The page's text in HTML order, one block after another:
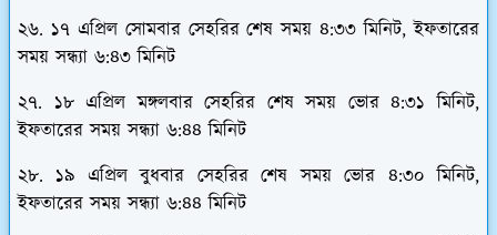
২৬. ১৭ এপ্রিল সোমবার সেহরির শেষ সময় ৪:৩৩ মিনিট, ইফতারের
সময় সন্ধ্যা ৬:৪৩ মিনিট
২৭. ১৮ এপ্রিল মঙ্গলবার সেহরির শেষ সময় ভোর ৪:৩১ মিনিট,
ইফতারের সময় সন্ধ্যা ৬:৪৪ মিনিট
২৮. ১৯ এপ্রিল বুধবার সেহরির শেষ সময় ভোর ৪:৩০ মিনিট,
ইফতারের সময় সন্ধ্যা ৬:৪৪ মিনিট